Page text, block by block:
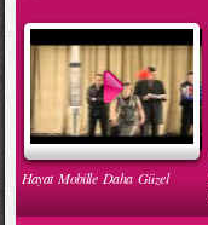
Hayat Mobille Daha Güzel